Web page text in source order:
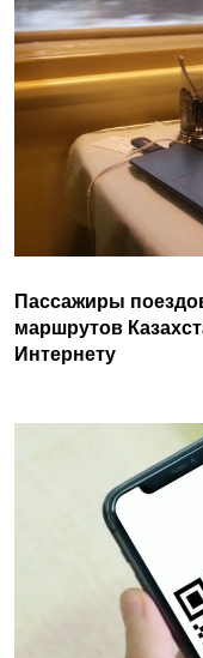
Пассажиры
маршрутов
Интернету